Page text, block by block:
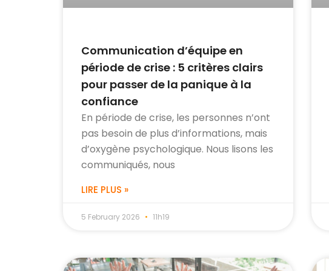
Communication d’équipe en
période de crise : 5 critères clairs
pour passer de la panique à la
confiance
En période de crise, les personnes n’ont
pas besoin de plus d’informations, mais
d’oxygène psychologique. Nous lisons les
communiqués, nous
LIRE PLUS »
5 February 2026 11h19